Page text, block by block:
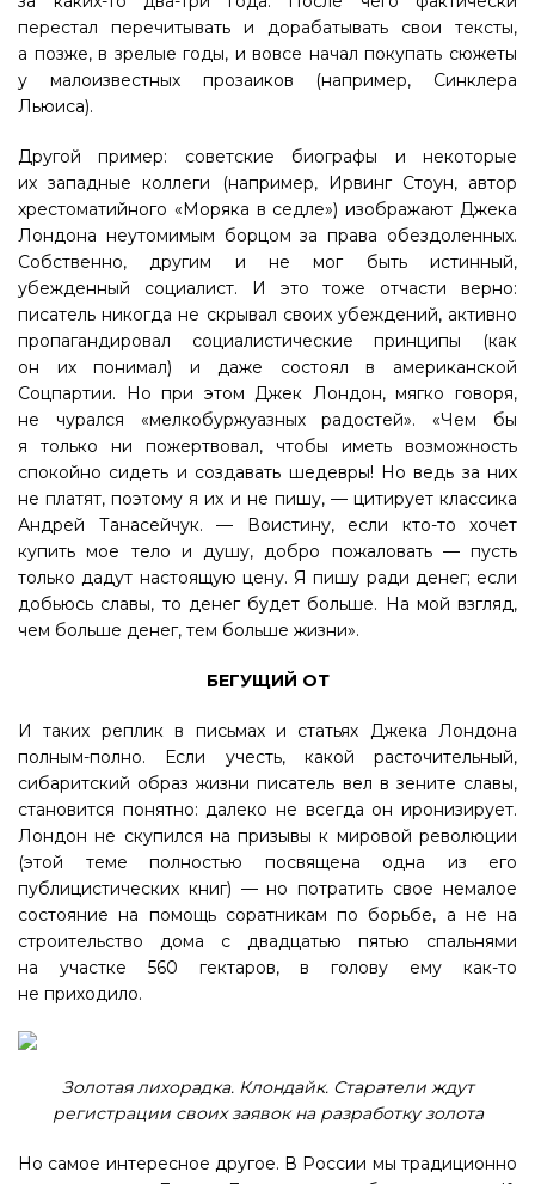
перестал перечитывать и дорабатывать свои тексты,
а позже, в зрелые годы, и вовсе начал покупать сюжеты
у малоизвестных прозаиков (например, Синклера
Льюиса).
Другой пример: советские биографы и некоторые
их западные коллеги (например, Ирвинг Стоун, автор
хрестоматийного «Моряка в седле») изображают Джека
Лондона неутомимым борцом за права обездоленных.
Собственно, другим и не мог быть истинный,
убежденный социалист. И это тоже отчасти верно:
писатель никогда не скрывал своих убеждений, активно
пропагандировал социалистические принципы (как
он их понимал) и даже состоял в американской
Соцпартии. Но при этом Джек Лондон, мягко говоря,
не чурался «мелкобуржуазных радостей». «Чем бы
я только ни пожертвовал, чтобы иметь возможность
спокойно сидеть и создавать шедевры! Но ведь за них
не платят, поэтому я их и не пишу, — цитирует классика
Андрей Танасейчук. — Воистину, если кто-то хочет
купить мое тело и душу, добро пожаловать — пусть
только дадут настоящую цену. Я пишу ради денег; если
добьюсь славы, то денег будет больше. На мой взгляд,
чем больше денег, тем больше жизни».
БЕГУЩИЙ ОТ
И таких реплик в письмах и статьях Джека Лондона
полным-полно. Если учесть, какой расточительный,
сибаритский образ жизни писатель вел в зените славы,
становится понятно: далеко не всегда он иронизирует.
Лондон не скупился на призывы к мировой революции
(этой теме полностью посвящена одна из его
публицистических книг) — но потратить свое немалое
состояние на помощь соратникам по борьбе, а не на
строительство дома с двадцатью пятью спальнями
на участке 560 гектаров, в голову ему как-то
не приходило.
Золотая лихорадка. Клондайк. Старатели ждут
регистрации своих заявок на разработку золота
Но самое интересное другое. В России мы традиционно